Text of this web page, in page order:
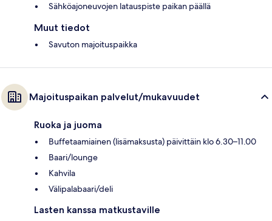
Sähköajoneuvojen latauspiste paikan päällä
Muut tiedot
Savuton majoituspaikka
Majoituspaikan palvelut/mukavuudet
Ruoka ja juoma
Buffetaamiainen (lisämaksusta) päivittäin klo 6.30–11.00
Baari/lounge
Kahvila
Välipalabaari/deli
Lasten kanssa matkustaville